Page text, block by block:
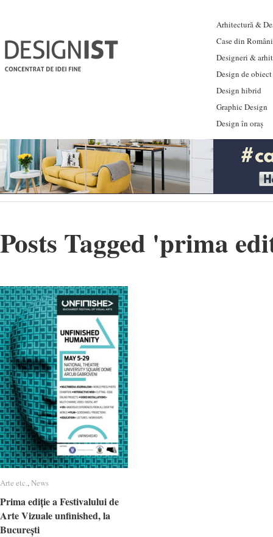
Arhitectură &
Case din
Designeri &
Design de obiect
Design hibrid
Graphic Design
Design în oraș
Posts Tagged 'prima
Arte etc.,News
Prima ediție a Festivalului de
Arte Vizuale unfinished, la
București
Arte etc. News
Prima ediție a Festivalului de
Arte Vizuale unfinished, la
București